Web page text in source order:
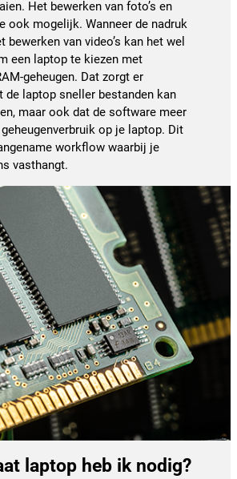
Het bewerken van foto’s en
ook mogelijk. Wanneer de nadruk
bewerken van video’s kan het wel
een laptop te kiezen met
geheugen. Dat zorgt er
de laptop sneller bestanden kan
maar ook dat de software meer
op je laptop. Dit
workflow waarbij je
vasthangt.
laptop heb ik nodig?